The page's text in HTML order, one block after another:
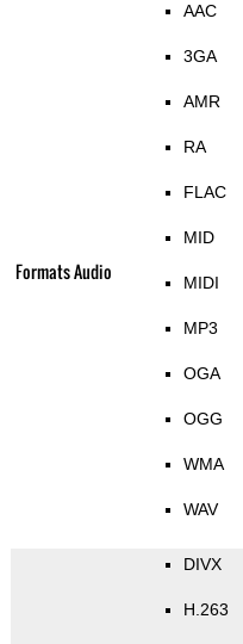
Formats Audio
AAC
3GA
AMR
RA
FLAC
MID
MIDI
MP3
OGA
OGG
WMA
WAV
DIVX
H.263